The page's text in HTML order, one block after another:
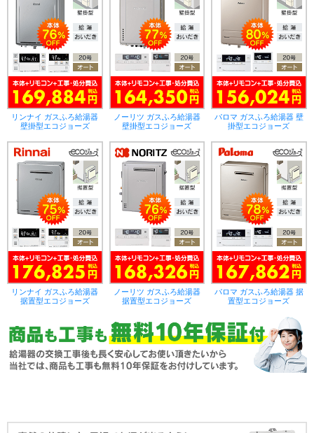
リンナイ ガスふろ給湯器
壁掛型エコジョーズ
ノーリツ ガスふろ給湯器
壁掛型エコジョーズ
パロマ ガスふろ給湯器 壁
掛型エコジョーズ
リンナイ ガスふろ給湯器
据置型エコジョーズ
ノーリツ ガスふろ給湯器
据置型エコジョーズ
パロマ ガスふろ給湯器 据
置型エコジョーズ